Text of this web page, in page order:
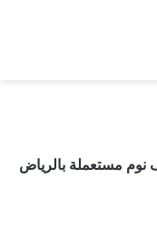
نوم مستعملة بالرياض